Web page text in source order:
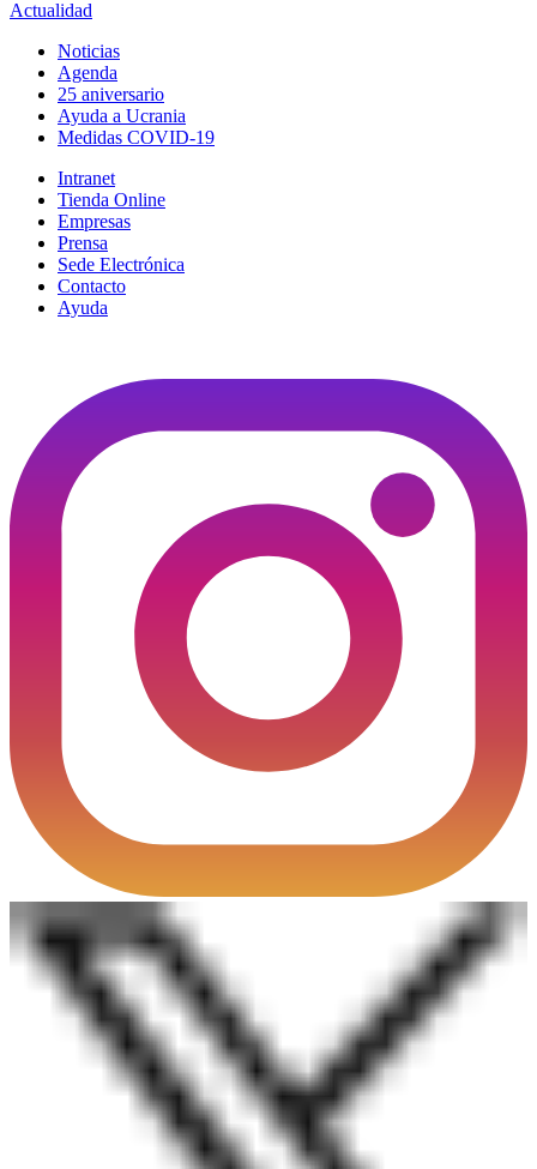
Actualidad
Noticias
Agenda
25 aniversario
Ayuda a Ucrania
Medidas COVID-19
Intranet
Tienda Online
Empresas
Prensa
Sede Electrónica
Contacto
Ayuda